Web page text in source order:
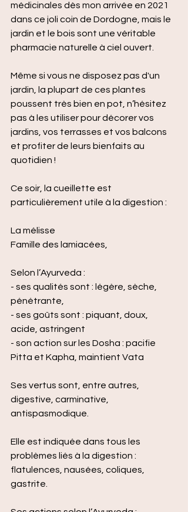
médicinales dès mon arrivée en 2021
dans ce joli coin de Dordogne, mais le
jardin et le bois sont une véritable
pharmacie naturelle à ciel ouvert.
Même si vous ne disposez pas d'un
jardin, la plupart de ces plantes
poussent très bien en pot, n’hésitez
pas à les utiliser pour décorer vos
jardins, vos terrasses et vos balcons
et profiter de leurs bienfaits au
quotidien !
Ce soir, la cueillette est
particulièrement utile à la digestion :
La mélisse
Famille des lamiacées,
Selon l’Ayurveda :
- ses qualités sont : légère, sèche,
pénétrante,
- ses goûts sont : piquant, doux,
acide, astringent
- son action sur les Dosha : pacifie
Pitta et Kapha, maintient Vata
Ses vertus sont, entre autres,
digestive, carminative,
antispasmodique.
Elle est indiquée dans tous les
problèmes liés à la digestion :
flatulences, nausées, coliques,
gastrite.